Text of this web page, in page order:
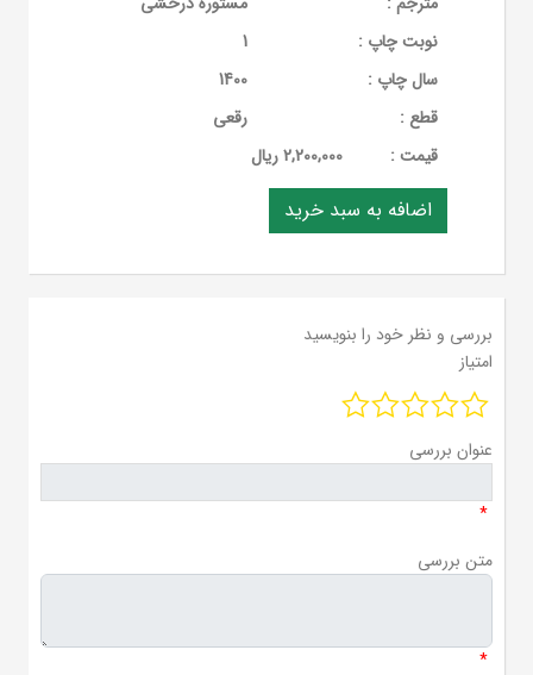
نوبت چاپ :
1
سال چاپ :
1400
قطع :
رقعی
قيمت :
2,200,000 ریال
بررسی و نظر خود را بنویسید
امتیاز
عنوان بررسی
*
متن بررسی
*